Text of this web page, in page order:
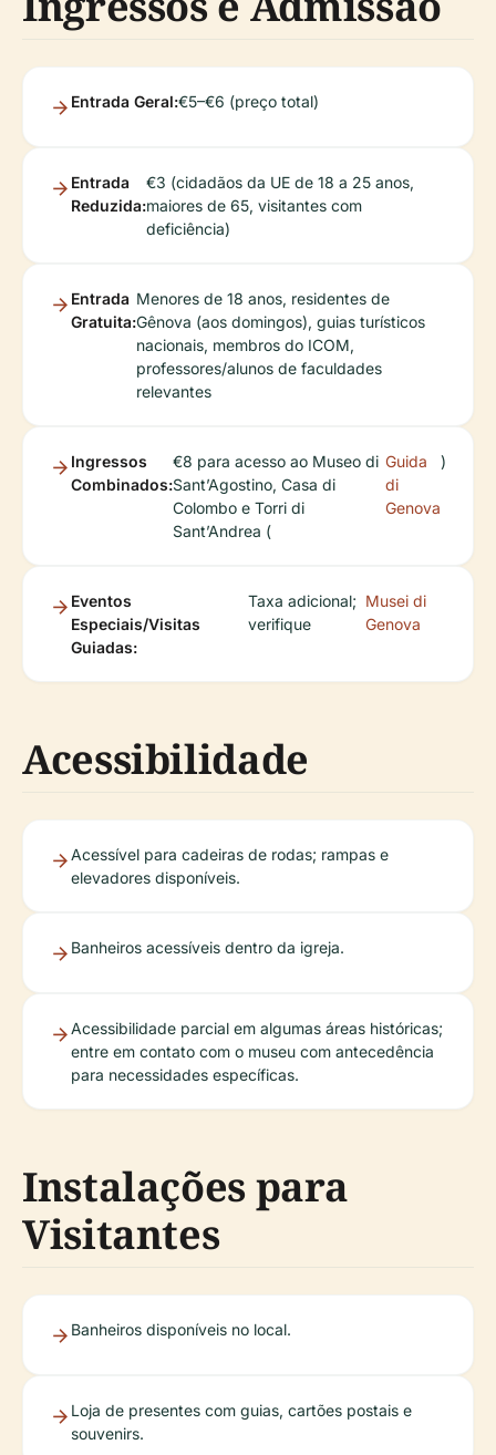
Entrada Geral:€5–€6 (preço total)
Entrada
Reduzida:
€3 (cidadãos da UE de 18 a 25 anos,
maiores de 65, visitantes com
deficiência)
Entrada
Gratuita:
Menores de 18 anos, residentes de
Gênova (aos domingos), guias turísticos
nacionais, membros do ICOM,
professores/alunos de faculdades
relevantes
Ingressos
Combinados:
€8 para acesso ao Museo di
Sant’Agostino, Casa di
Colombo e Torri di
Sant’Andrea (
Guida
di
Genova
)
Eventos
Especiais/Visitas
Guiadas:
Taxa adicional;
verifique
Musei di
Genova
Acessibilidade
Acessível para cadeiras de rodas; rampas e
elevadores disponíveis.
Banheiros acessíveis dentro da igreja.
Acessibilidade parcial em algumas áreas históricas;
entre em contato com o museu com antecedência
para necessidades específicas.
Instalações para
Visitantes
Banheiros disponíveis no local.
Loja de presentes com guias, cartões postais e
souvenirs.